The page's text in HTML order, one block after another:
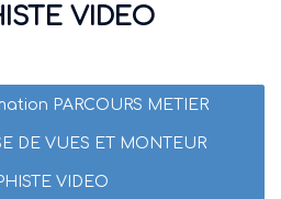
VIDEO
PARCOURS METIER
DE VUES ET MONTEUR
VIDEO